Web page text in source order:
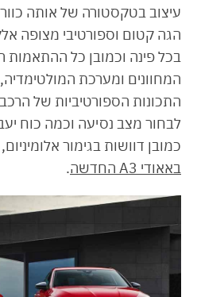
עיצוב בטקסטורה של אותה
בכל פינה וכמובן כל ההתאמות
המחוונים ומערכת
התכונות הספורטיביות של
לבחור מצב נסיעה וכמה כוח
כמובן דוושות בגימור
באאודי A3 החדשה
.